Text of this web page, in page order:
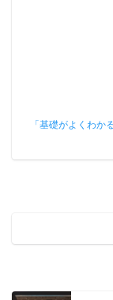
「基礎がよくわか